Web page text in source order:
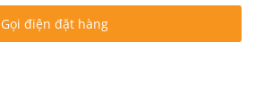
Gọi điện đặt hàng